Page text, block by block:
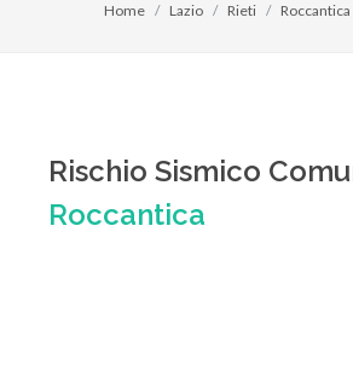
Home Lazio Rieti Roccantica
Rischio Sismico
Roccantica